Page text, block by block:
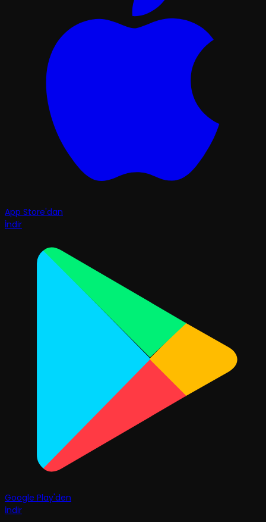
App Store'dan
İndir
Google Play'den
İndir